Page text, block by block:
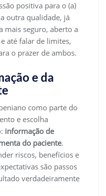
positiva para o (a)
outra qualidade, já
mais seguro, aberto a
até falar de limites,
o prazer de ambos.
e da
como parte do
e escolha
informação de
do paciente.
riscos, benefícios e
são passos
verdadeiramente